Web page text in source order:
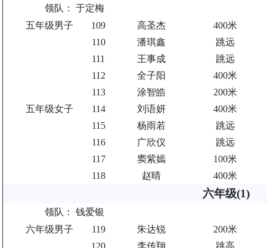
领队：
于定梅
五年级男子
109 高圣杰
400米
110
潘琪鑫
跳远
111
王事成
跳远
112
全子阳
400米
113
涂智皓
200米
五年级女子
114 刘语妍
400米
115
杨雨若
跳远
116
广欣仪
跳远
117
窦紫嫣
100米
118
赵晴 400米
六年级(1)
领队：
钱爱银
六年级男子
119 朱达锐
200米
120
李传翔
跳高